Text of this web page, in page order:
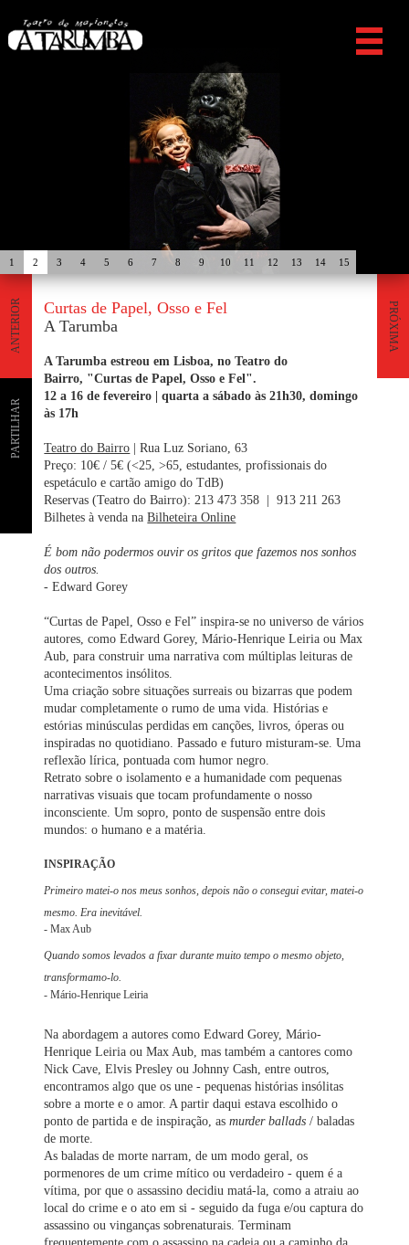
1 2 3 4 5 6 7 8 9 10 11 12 13 14 15
PRÓXIMA
ANTERIOR
PARTILHAR
Curtas de Papel, Osso e Fel
A Tarumba
A Tarumba estreou em Lisboa, no Teatro do
Bairro, "Curtas de Papel, Osso e Fel".
12 a 16 de fevereiro | quarta a sábado às 21h30, domingo
às 17h
Teatro do Bairro | Rua Luz Soriano, 63
Preço: 10€ / 5€ (<25, >65, estudantes, profissionais do
espetáculo e cartão amigo do TdB)
Reservas (Teatro do Bairro): 213 473 358 | 913 211 263
Bilhetes à venda naBilheteira Online
É bom não podermos ouvir os gritos que fazemos nos sonhos
dos outros.
- Edward Gorey
“Curtas de Papel, Osso e Fel” inspira-se no universo de vários
autores, como Edward Gorey, Mário-Henrique Leiria ou Max
Aub, para construir uma narrativa com múltiplas leituras de
acontecimentos insólitos.
Uma criação sobre situações surreais ou bizarras que podem
mudar completamente o rumo de uma vida. Histórias e
estórias minúsculas perdidas em canções, livros, óperas ou
inspiradas no quotidiano. Passado e futuro misturam-se. Uma
reflexão lírica, pontuada com humor negro.
Retrato sobre o isolamento e a humanidade com pequenas
narrativas visuais que tocam profundamente o nosso
inconsciente. Um sopro, ponto de suspensão entre dois
mundos: o humano e a matéria.
INSPIRAÇÃO
Primeiro matei-o nos meus sonhos, depois não o consegui evitar, matei-o
mesmo. Era inevitável.
- Max Aub
Quando somos levados a fixar durante muito tempo o mesmo objeto,
transformamo-lo.
- Mário-Henrique Leiria
Na abordagem a autores como Edward Gorey, Mário-
Henrique Leiria ou Max Aub, mas também a cantores como
Nick Cave, Elvis Presley ou Johnny Cash, entre outros,
encontramos algo que os une - pequenas histórias insólitas
sobre a morte e o amor. A partir daqui estava escolhido o
ponto de partida e de inspiração, asmurder ballads/ baladas
de morte.
As baladas de morte narram, de um modo geral, os
pormenores de um crime mítico ou verdadeiro - quem é a
vítima, por que o assassino decidiu matá-la, como a atraiu ao
local do crime e o ato em si - seguido da fuga e/ou captura do
assassino ou vinganças sobrenaturais. Terminam
frequentemente com o assassino na cadeia ou a caminho da